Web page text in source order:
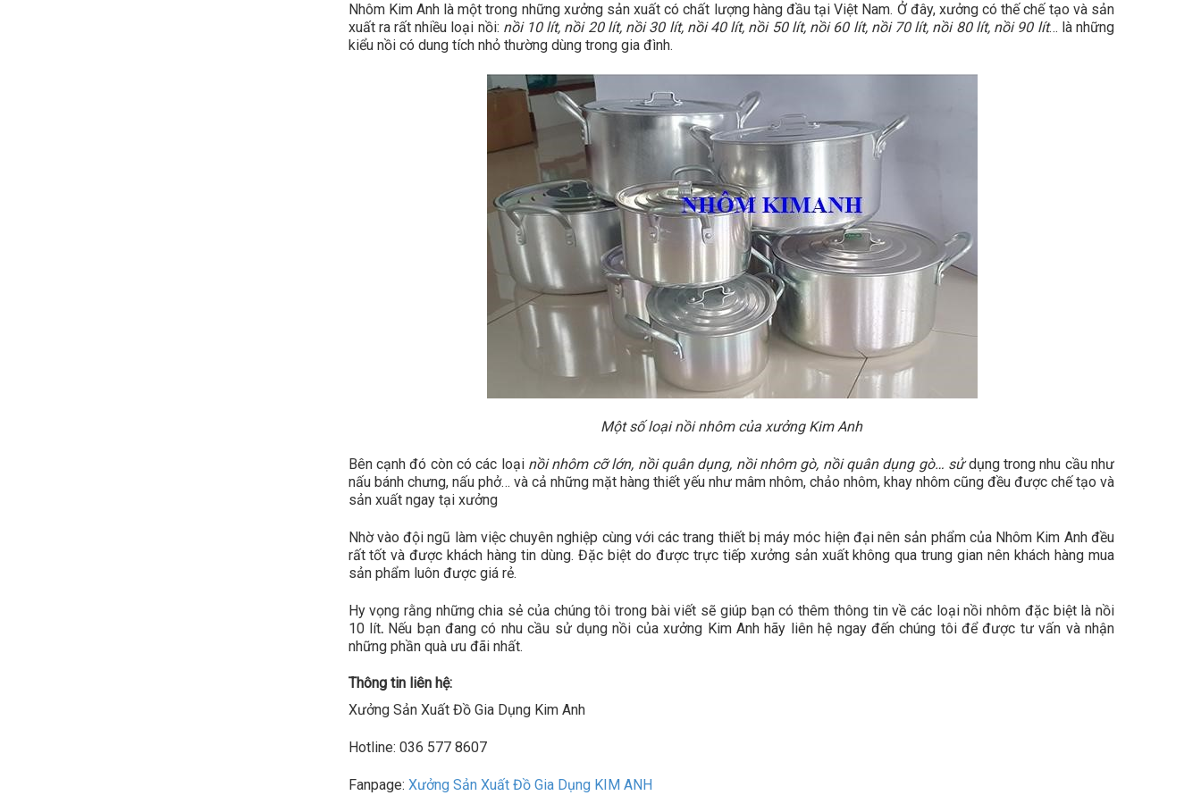
Nhôm Kim Anh là một trong những xưởng sản xuất có chất lượng hàng đầu tại Việt Nam. Ở đây, xưởng có thế chế tạo và sản
xuất ra rất nhiều loại nồi: nồi 10 lít, nồi 20 lít, nồi 30 lít, nồi 40 lít, nồi 50 lít, nồi 60 lít, nồi 70 lít, nồi 80 lít, nồi 90 lít… là những
kiểu nồi có dung tích nhỏ thường dùng trong gia đình.
Một số loại nồi nhôm của xưởng Kim Anh
Bên cạnh đó còn có các loại nồi nhôm cỡ lớn, nồi quân dụng, nồi nhôm gò, nồi quân dụng gò… sửdụng trong nhu cầu như
nấu bánh chưng, nấu phở… và cả những mặt hàng thiết yếu như mâm nhôm, chảo nhôm, khay nhôm cũng đều được chế tạo và
sản xuất ngay tại xưởng
Nhờ vào đội ngũ làm việc chuyên nghiệp cùng với các trang thiết bị máy móc hiện đại nên sản phẩm của Nhôm Kim Anh đều
rất tốt và được khách hàng tin dùng. Đặc biệt do được trực tiếp xưởng sản xuất không qua trung gian nên khách hàng mua
sản phẩm luôn được giá rẻ.
Hy vọng rằng những chia sẻ của chúng tôi trong bài viết sẽ giúp bạn có thêm thông tin về các loại nồi nhôm đặc biệt là nồi
10 lít. Nếu bạn đang có nhu cầu sử dụng nồi của xưởng Kim Anh hãy liên hệ ngay đến chúng tôi để được tư vấn và nhận
những phần quà ưu đãi nhất.
Thông tin liên hệ:
Xưởng Sản Xuất Đồ Gia Dụng Kim Anh
Hotline: 036 577 8607
Fanpage: Xưởng Sản Xuất Đồ Gia Dụng KIM ANH